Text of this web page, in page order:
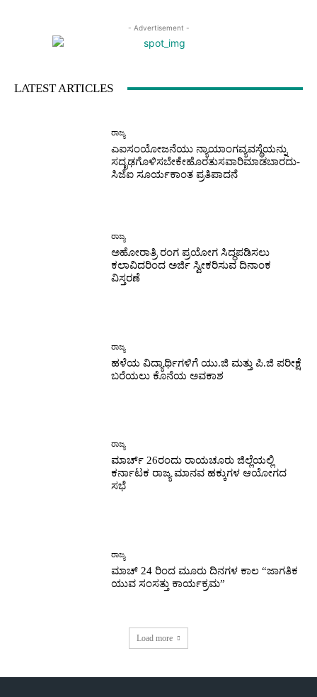
- Advertisement -
LATEST ARTICLES
ರಾಜ್ಯ
ಎಐಸಂಯೋಜನೆಯು ನ್ಯಾಯಾಂಗವ್ಯವಸ್ಥೆಯನ್ನು
ಸದೃಢಗೊಳಿಸಬೇಕೇಹೊರತುಸವಾರಿಮಾಡಬಾರದು-
ಸಿಜೆಐ ಸೂರ್ಯಕಾಂತ ಪ್ರತಿಪಾದನೆ
ರಾಜ್ಯ
ಅಹೋರಾತ್ರಿ ರಂಗ ಪ್ರಯೋಗ ಸಿದ್ಧಪಡಿಸಲು
ಕಲಾವಿದರಿಂದ ಅರ್ಜಿ ಸ್ವೀಕರಿಸುವ ದಿನಾಂಕ
ವಿಸ್ತರಣೆ
ರಾಜ್ಯ
ಹಳೆಯ ವಿದ್ಯಾರ್ಥಿಗಳಿಗೆ ಯು.ಜಿ ಮತ್ತು ಪಿ.ಜಿ ಪರೀಕ್ಷೆ
ಬರೆಯಲು ಕೊನೆಯ ಅವಕಾಶ
ರಾಜ್ಯ
ಮಾರ್ಚ್ 26ರಂದು ರಾಯಚೂರು ಜಿಲ್ಲೆಯಲ್ಲಿ
ಕರ್ನಾಟಕ ರಾಜ್ಯ ಮಾನವ ಹಕ್ಕುಗಳ ಆಯೋಗದ
ಸಭೆ
ರಾಜ್ಯ
ಮಾಚ್ 24 ರಿಂದ ಮೂರು ದಿನಗಳ ಕಾಲ “ಜಾಗತಿಕ
ಯುವ ಸಂಸತ್ತು ಕಾರ್ಯಕ್ರಮ”
Load more